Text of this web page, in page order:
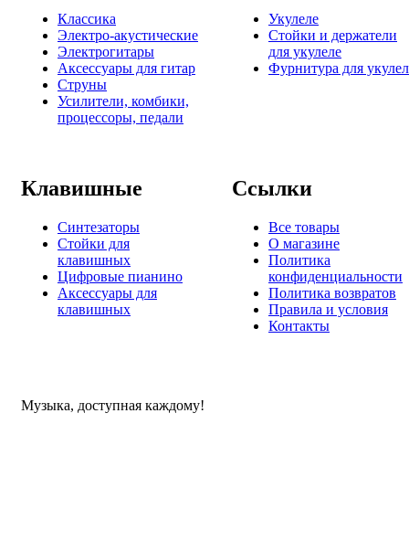
Классика
Электро-акустические
Электрогитары
Аксессуары для гитар
Струны
Усилители, комбики,
процессоры, педали
Укулеле
Стойки и держатели
для укулеле
Фурнитура для
Клавишные
Синтезаторы
Стойки для
клавишных
Цифровые пианино
Аксессуары для
клавишных
Ссылки
Все товары
О магазине
Политика
конфиденциальности
Политика возвратов
Правила и условия
Контакты
Музыка, доступная каждому!